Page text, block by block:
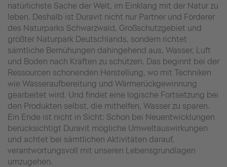
natürlichste Sache der Welt, im Einklang mit der Natur zu
leben. Deshalb ist Duravit nicht nur Partner und Förderer
des Naturparks Schwarzwald, Großschutzgebiet und
größter Naturpark Deutschlands, sondern richtet
sämtliche Bemühungen dahingehend aus, Wasser, Luft
und Boden nach Kräften zu schützen. Das beginnt bei der
Ressourcen schonenden Herstellung, wo mit Techniken
wie Wasseraufbereitung und Wärmerückgewinnung
gearbeitet wird. Und findet eine logische Fortsetzung bei
den Produkten selbst, die mithelfen, Wasser zu sparen.
Ein Ende ist nicht in Sicht: Schon bei Neuentwicklungen
berücksichtigt Duravit mögliche Umweltauswirkungen
und achtet bei sämtlichen Aktivitäten darauf,
verantwortungsvoll mit unseren Lebensgrundlagen
umzugehen.